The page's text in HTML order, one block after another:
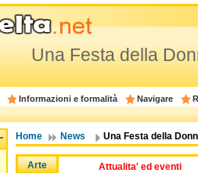
Una Festa della
Informazioni e formalità Navigare
Home News Una Festa della
Arte Attualita' ed eventi